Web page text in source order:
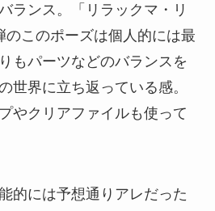
ランス。「リラックマ・リ
のこのポーズは個人的には最
もパーツなどのバランスを
世界に立ち返っている感。
やクリアファイルも使って
的には予想通りアレだった